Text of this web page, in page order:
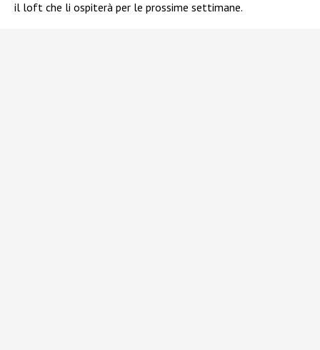
il loft che li ospiterà per le prossime settimane.